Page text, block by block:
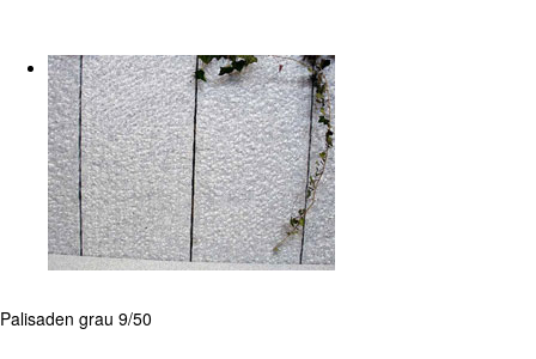
Palisaden grau 9/50